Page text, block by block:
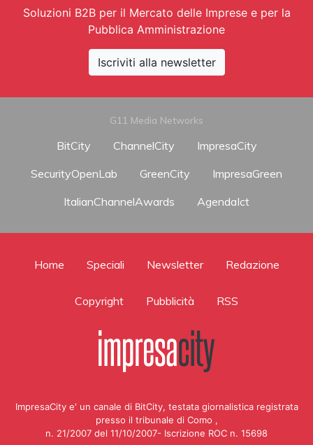
Soluzioni B2B per il Mercato delle Imprese e per la
Pubblica Amministrazione
Iscriviti alla newsletter
G11 Media Networks
BitCity ChannelCity
ImpresaCity
SecurityOpenLab
GreenCity
ImpresaGreen
ItalianChannelAwards
AgendaIct
Home Speciali Newsletter Redazione
Copyright Pubblicità RSS
ImpresaCity e' un canale di BitCity, testata giornalistica registrata
presso il tribunale di Como ,
n. 21/2007 del 11/10/2007- Iscrizione ROC n. 15698